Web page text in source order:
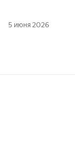
5 июня 2026